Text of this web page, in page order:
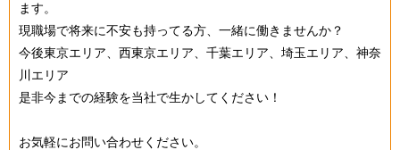
ます。
現職場で将来に不安も持ってる方、一緒に働きませんか？
今後東京エリア、西東京エリア、千葉エリア、埼玉エリア、神奈
川エリア
是非今までの経験を当社で生かしてください！
お気軽にお問い合わせください。